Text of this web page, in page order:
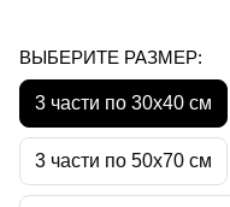
ВЫБЕРИТЕ РАЗМЕР:
3 части по 30х40 см
3 части по 50х70 см